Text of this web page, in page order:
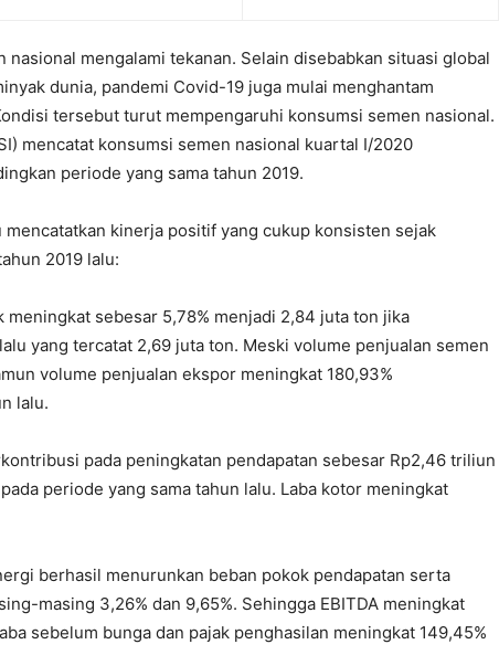
nasional mengalami tekanan. Selain disebabkan situasi global
dunia, pandemi Covid-19 juga mulai menghantam
tersebut turut mempengaruhi konsumsi semen nasional.
mencatat konsumsi semen nasional kuartal I/2020
periode yang sama tahun 2019.
mencatatkan kinerja positif yang cukup konsisten sejak
2019 lalu:
sebesar 5,78% menjadi 2,84 juta ton jika
yang tercatat 2,69 juta ton. Meski volume penjualan semen
volume penjualan ekspor meningkat 180,93%
lalu.
pada peningkatan pendapatan sebesar Rp2,46 triliun
periode yang sama tahun lalu. Laba kotor meningkat
berhasil menurunkan beban pokok pendapatan serta
masing 3,26% dan 9,65%. Sehingga EBITDA meningkat
sebelum bunga dan pajak penghasilan meningkat 149,45%